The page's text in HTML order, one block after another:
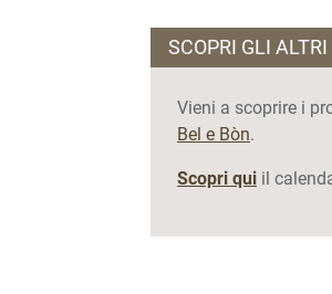
SCOPRI GLI
Vieni a scoprire i
Bel e Bòn.
Scopri qui il